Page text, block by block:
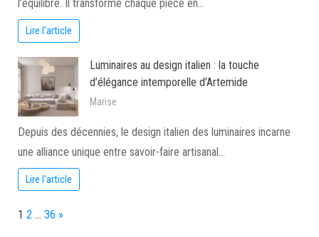
l’équilibre. Il transforme chaque pièce en…
Lire l'article
Luminaires au design italien : la touche
d’élégance intemporelle d’Artemide
Marise
Depuis des décennies, le design italien des luminaires incarne
une alliance unique entre savoir-faire artisanal…
Lire l'article
Page:
1 2 … 36 Next
»